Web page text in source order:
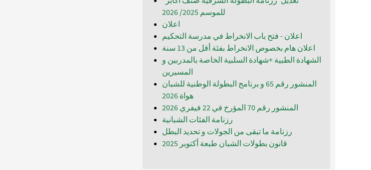
للموسم 2025/ 2026
اعلان
اعلان - فتح باب الانخراط في مدرسة التحكيم
اعلان هام بخصوص الانخراط بفئة أقل من 13 سنة
الشهادة الطبية +شهادة السلبية الخاصة بالمدربين و
المسيرين
المنشور رقم 65 و برنامج البطولة الوطنية للشبان
المنشور رقم 70 المؤرخ في 22 فيفري 2026
رزنامة الفئات الشبانية
رزنامة ما تبقى من الجولات و تحديد البطل
قانون بطولات الشبان طبعة أكتوبر 2025